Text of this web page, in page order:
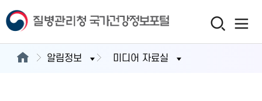
알림정보 미디어 자료실